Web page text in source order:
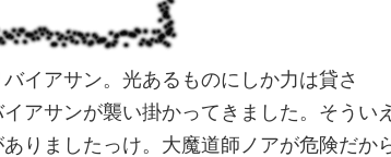
イアサン。光あるものにしか力は貸さ
アサンが襲い掛かってきました。そういえ
りましたっけ。大魔道師ノアが危険だか